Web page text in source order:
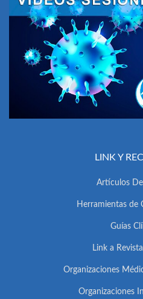
LINK Y
Artículos
Herramientas de
Guías
Link a
Organizaciones
Organizaciones